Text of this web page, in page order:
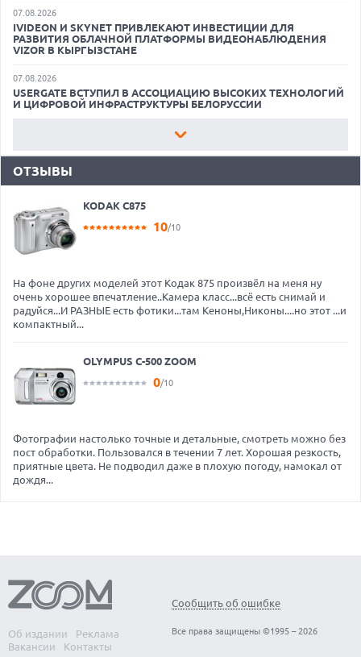
07.08.2026
IVIDEON И SKYNET ПРИВЛЕКАЮТ ИНВЕСТИЦИИ ДЛЯ
РАЗВИТИЯ ОБЛАЧНОЙ ПЛАТФОРМЫ ВИДЕОНАБЛЮДЕНИЯ
VIZOR В КЫРГЫЗСТАНЕ
07.08.2026
USERGATE ВСТУПИЛ В АССОЦИАЦИЮ ВЫСОКИХ ТЕХНОЛОГИЙ
И ЦИФРОВОЙ ИНФРАСТРУКТУРЫ БЕЛОРУССИИ
НАЦИОНАЛЬНЫМИ
07.08.2026
ПЕРЕГОВОРЫ ПОД ЗАЩИТОЙ: «БОЦМАН» И IVA TERRA ТЕПЕРЬ
РАБОТАЮТ ВМЕСТЕ
07.08.2026
СОЗДАТЕЛЬ РОССИЙСКОГО «УБИЙЦЫ» MS OFFICE ЗАКРЫЛ
МАССОВЫЕ УВОЛЬНЕНИЯ
07.08.2026
СОВМЕСТИМОСТЬ СУБД JATOBA И ПО «БЕРЕСТА»
ПОДТВЕРЖДЕНА В ХОДЕ РЕАЛЬНОГО ВНЕДРЕНИЯ У
07.08.2026
«ДАР» И «ЭСДИАЙ СОЛЮШЕН» ОБЪЯВИЛИ О ПАРТНЕРСТВЕ В
ОБЛАСТИ УПРАВЛЕНИЯ ДАННЫМИ
УЧЕНЫЕ СПБГУ УЛУЧШИЛИ СПОСОБНОСТЬ НЕЙРОСЕТИ ВЕСТИ
ДИАЛОГ
06.08.2026
06.08.2026
ИНДУСТРИЯ ПК ТРЕБУЕТ У MICROSOFT СДЕЛАТЬ WINDOWS
07.08.2026
ОТЗЫВЫ
KODAK C875
10/10
На фоне других моделей этот Кодак 875 произвёл на меня ну
очень хорошее впечатление..Камера класс...всё есть снимай и
радуйся...И РАЗНЫЕ есть фотики...там Кеноны,Никоны....но этот ...и
компактный...
OLYMPUS C-500 ZOOM
0/10
Фотографии настолько точные и детальные, смотреть можно без
пост обработки. Пользовался в течении 7 лет. Хорошая резкость,
приятные цвета. Не подводил даже в плохую погоду, намокал от
дождя...
Об издании
Реклама
Вакансии
Контакты
Сообщить об ошибке
Все права защищены ©1995 – 2026